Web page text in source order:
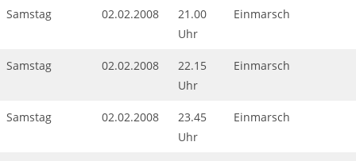
Samstag 02.02.2008
21.00
Uhr
Einmarsch
Samstag 02.02.2008
22.15
Uhr
Einmarsch
Samstag 02.02.2008
23.45
Uhr
Einmarsch